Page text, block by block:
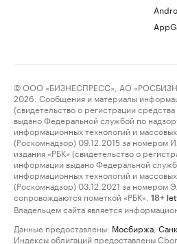
© ООО «БИЗНЕСПРЕСС», АО
2026. Сообщения и материалы
(свидетельство о регистрации
выдано Федеральной службой по
информационных технологий и
(Роскомнадзор) 09.12.2015 за
издания «РБК» (свидетельство о
информации выдано Федеральной
информационных технологий и
(Роскомнадзор) 03.12.2021 за
сопровождаются пометкой «РБК».
18+
Владельцем сайта является
Данные предоставлены: Мосбиржа
Индексы облигаций предоставлены